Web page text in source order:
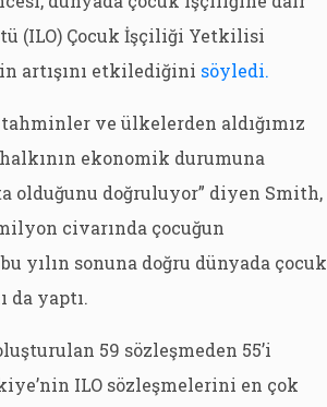
(ILO) Çocuk İşçiliği Yetkilisi
artışını etkilediğini söyledi.
tahminler ve ülkelerden aldığımız
ekonomik durumuna
doğruluyor” diyen Smith,
civarında çocuğun
yılın sonuna doğru dünyada çocuk
da yaptı.
59 sözleşmeden 55’i
ILO sözleşmelerini en çok